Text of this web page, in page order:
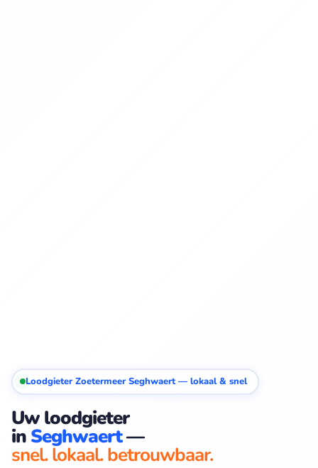
Loodgieter Zoetermeer Seghwaert — lokaal & snel
Uw loodgieter
in Seghwaert—
snel. lokaal. betrouwbaar.